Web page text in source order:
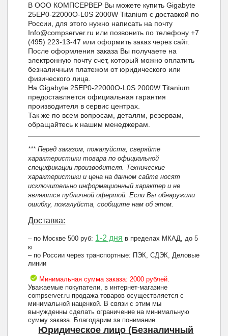
В ООО КОМПСЕРВЕР Вы можете купить Gigabyte
25EP0-22000O-L0S 2000W Titanium с доставкой по
России, для этого нужно написать на почту
Info@compserver.ru или позвонить по телефону +7
(495) 223-13-47 или оформить заказ через сайт.
После оформления заказа Вы получаете на
электронную почту счет, который можно оплатить
безналичным платежом от юридического или
физического лица.
На Gigabyte 25EP0-22000O-L0S 2000W Titanium
предоставляется официальная гарантия
производителя в сервис центрах.
Так же по всем вопросам, деталям, резервам,
обращайтесь к нашим менеджерам.
*** Перед заказом, пожалуйста, сверяйте
характеристики товара по официальной
спецификации производителя. Технические
характеристики и цена на данном сайте носят
исключительно информационный характер и не
являются публичной офертой. Если Вы обнаружили
ошибку, пожалуйста, сообщите нам об этом.
Доставка:
– по Москве 500 руб: 1-2 дня в пределах МКАД, до 5
кг
– по России через транспортные: ПЭК, СДЭК, Деловые
линии
Минимальная сумма заказа: 2000 рублей.
Уважаемые покупатели, в интернет-магазине
compserver.ru продажа товаров осуществляется с
минимальной наценкой. В связи с этим мы
вынужденны сделать ограничение на минимальную
сумму заказа. Благодарим за понимание.
Юридическое лицо (Безналичный